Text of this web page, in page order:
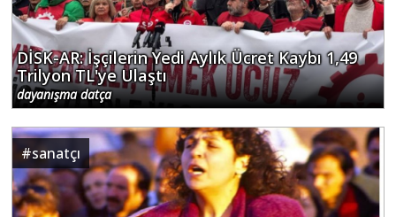
DİSK-AR: İşçilerin Yedi Aylık Ücret Kaybı 1,49
Trilyon TL'ye Ulaştı
dayanışma datça
#sanatçı